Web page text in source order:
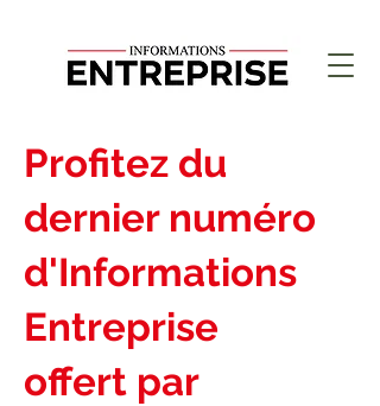
Profitez du
dernier numéro
d'Informations
Entreprise
offert par